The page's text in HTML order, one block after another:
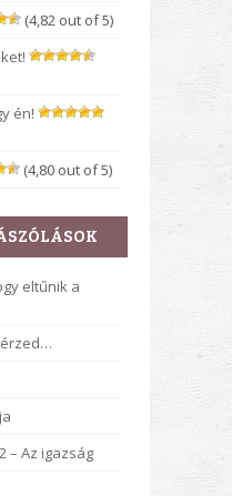
(4,82 out of 5)
én!
(4,80 out of 5)
eltűnik a
– Az igazság